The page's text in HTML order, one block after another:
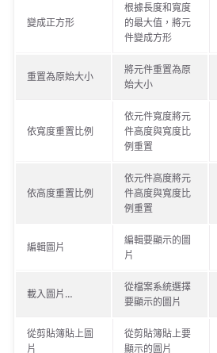
變成正方形
根據長度和寬度
的最大值，將元
件變成方形
重置為原始大小
將元件重置為原
始大小
依寬度重置比例
依元件寬度將元
件高度與寬度比
例重置
依高度重置比例
依元件高度將元
件高度與寬度比
例重置
編輯圖片
編輯要顯示的圖
片
載入圖片…
從檔案系統選擇
要顯示的圖片
從剪貼簿貼上圖
片
從剪貼簿貼上要
顯示的圖片